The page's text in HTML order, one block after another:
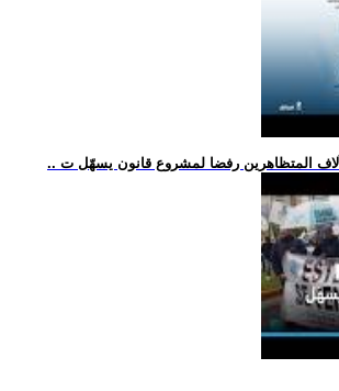
المتظاهرين رفضا لمشروع قانون يسهّل ت